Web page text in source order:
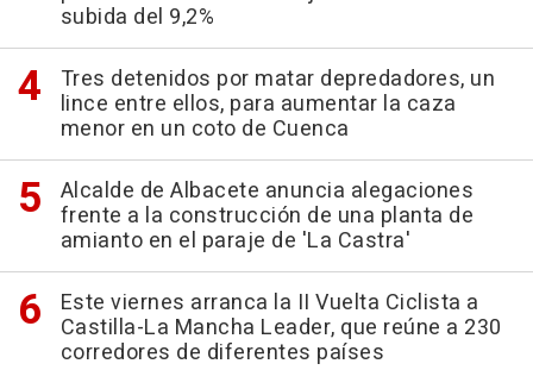
subida del 9,2%
Tres detenidos por matar depredadores, un
lince entre ellos, para aumentar la caza
menor en un coto de Cuenca
Alcalde de Albacete anuncia alegaciones
frente a la construcción de una planta de
amianto en el paraje de 'La Castra'
Este viernes arranca la II Vuelta Ciclista a
Castilla-La Mancha Leader, que reúne a 230
corredores de diferentes países